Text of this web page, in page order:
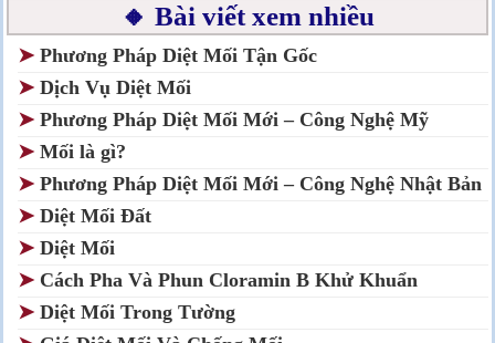
🔸 Bài viết xem nhiều
➤ Phương Pháp Diệt Mối Tận Gốc
➤ Dịch Vụ Diệt Mối
➤ Phương Pháp Diệt Mối Mới – Công Nghệ Mỹ
➤ Mối là gì?
➤ Phương Pháp Diệt Mối Mới – Công Nghệ Nhật Bản
➤ Diệt Mối Đất
➤ Diệt Mối
➤ Cách Pha Và Phun Cloramin B Khử Khuẩn
➤ Diệt Mối Trong Tường